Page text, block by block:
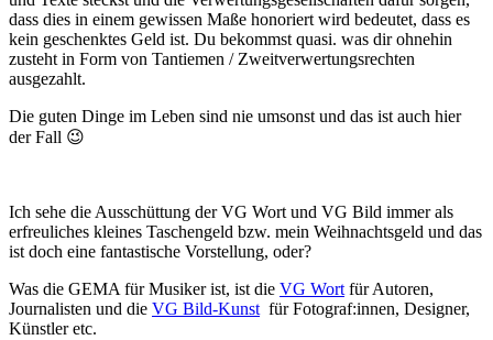
dass dies in einem gewissen Maße honoriert wird bedeutet, dass es
kein geschenktes Geld ist. Du bekommst quasi. was dir ohnehin
zusteht in Form von Tantiemen / Zweitverwertungsrechten
ausgezahlt.
Die guten Dinge im Leben sind nie umsonst und das ist auch hier
der Fall 😉
Ich sehe die Ausschüttung der VG Wort und VG Bild immer als
erfreuliches kleines Taschengeld bzw. mein Weihnachtsgeld und das
ist doch eine fantastische Vorstellung, oder?
Was die GEMA für Musiker ist, ist die VG Wort für Autoren,
Journalisten und die VG Bild-Kunst für Fotograf:innen, Designer,
Künstler etc.